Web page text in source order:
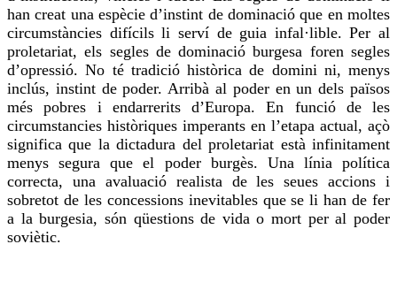
han creat una espècie d’instint de dominació que en moltes
circumstàncies difícils li serví de guia infal·lible. Per al
proletariat, els segles de dominació burgesa foren segles
d’opressió. No té tradició històrica de domini ni, menys
inclús, instint de poder. Arribà al poder en un dels països
més pobres i endarrerits d’Europa. En funció de les
circumstancies històriques imperants en l’etapa actual, açò
significa que la dictadura del proletariat està infinitament
menys segura que el poder burgès. Una línia política
correcta, una avaluació realista de les seues accions i
sobretot de les concessions inevitables que se li han de fer
a la burgesia, són qüestions de vida o mort per al poder
soviètic.